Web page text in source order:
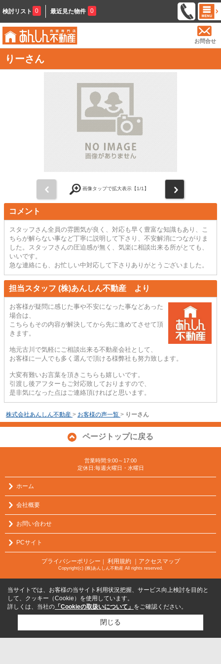
検討リスト 0 最近見た物件 0
お問合せ
りーさん
画像タップで拡大表示【1/1】
コメント
スタッフさん全員の雰囲気が良く、対応も早く豊富な知識もあり、こ
ちらが解らない事など丁寧に説明して下さり、不安解消につながりま
した。スタッフさんの圧迫感が無く、気楽に相談出来る所がとても、
いいです。
急な連絡にも、お忙しい中対応して下さりありがとうございました。
担当スタッフ (株)あんしん不動産 より
お客様が疑問に感じた事や不安になった事などあった
場合は、
こちらもその内容が解決してから先に進めてさせて頂
きます。
地元古川で気軽にご相談出来る不動産会社として、
お客様に一人でも多く選んで頂ける様弊社も努力致します。
大変有難いお言葉を頂きこちらも嬉しいです。
引渡し後アフターもご対応致しておりますので、
是非気になった点はご連絡頂ければと思います。
株式会社あんしん不動産 > お客様の声一覧 > りーさん
ページトップに戻る
営業時間:9:00～17:00
定休日:毎週火曜日・水曜日
ホーム
会社概要
お問い合わせ
PCサイト
プライバシーポリシー 利用規約 ｜アクセスマップ
Copyright(c) (株)あんしん不動産 All rights reserved.
当サイトでは、お客様の当サイト利用状況把握、サービス向上検討を目的と
して、クッキー（Cookie）を使用しています。
詳しくは、当社の 「Cookieの取扱いについて」 をご確認ください。
閉じる